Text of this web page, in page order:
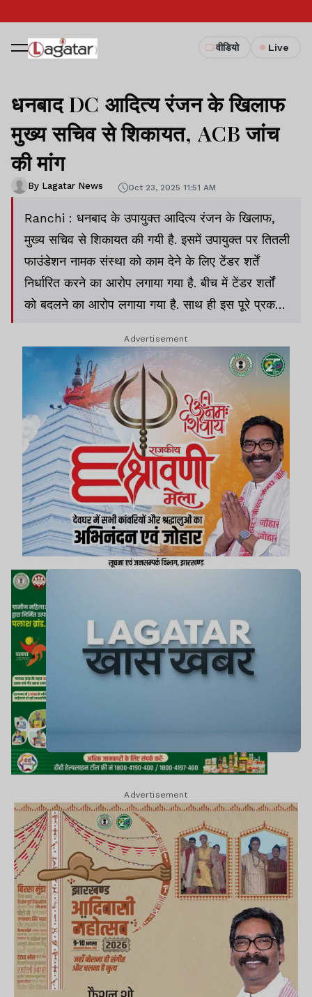
वीडियो Live
धनबाद DC आदित्य रंजन के खिलाफ
मुख्य सचिव से शिकायत, ACB जांच
की मांग
By Lagatar News Oct 23, 2025 11:51 AM
Ranchi : धनबाद के उपायुक्त आदित्य रंजन के खिलाफ,
मुख्य सचिव से शिकायत की गयी है. इसमें उपायुक्त पर तितली
फाउंडेशन नामक संस्था को काम देने के लिए टेंडर शर्तें
निर्धारित करने का आरोप लगाया गया है. बीच में टेंडर शर्तों
को बदलने का आरोप लगाया गया है. साथ ही इस पूरे प्रकरण
Advertisement
Advertisement